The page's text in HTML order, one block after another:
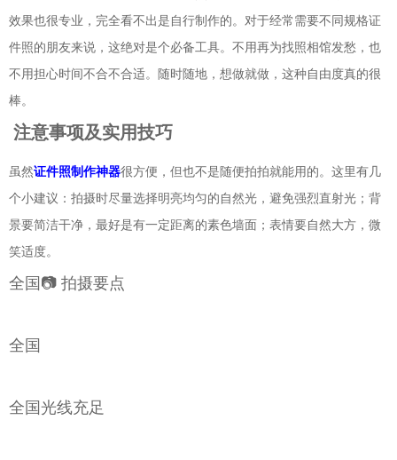
效果也很专业，完全看不出是自行制作的。对于经常需要不同规格证
件照的朋友来说，这绝对是个必备工具。不用再为找照相馆发愁，也
不用担心时间不合不合适。随时随地，想做就做，这种自由度真的很
棒。
注意事项及实用技巧
虽然证件照制作神器很方便，但也不是随便拍拍就能用的。这里有几
个小建议：拍摄时尽量选择明亮均匀的自然光，避免强烈直射光；背
景要简洁干净，最好是有一定距离的素色墙面；表情要自然大方，微
笑适度。
全国📷 拍摄要点
全国
全国光线充足